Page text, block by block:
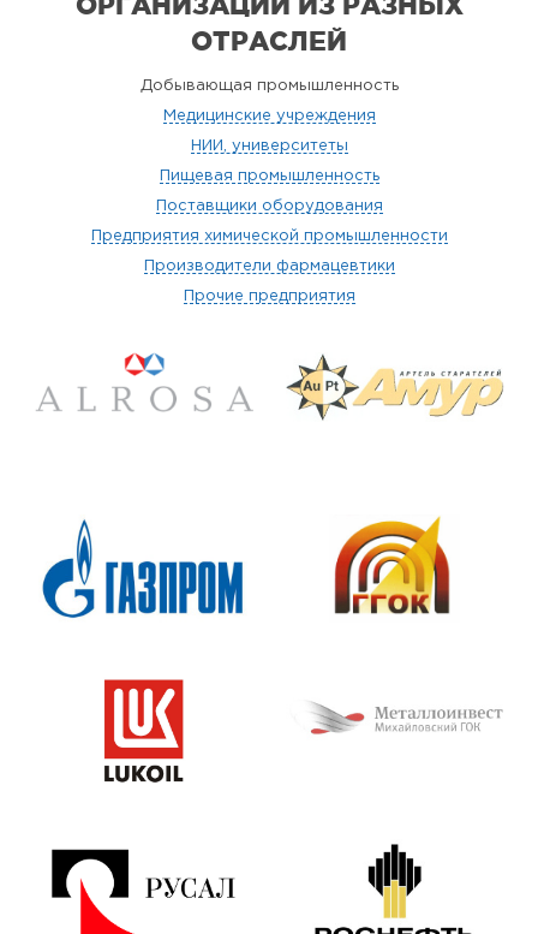
ОТРАСЛЕЙ
Добывающая промышленность
Медицинские учреждения
НИИ, университеты
Пищевая промышленность
Поставщики оборудования
Предприятия химической промышленности
Производители фармацевтики
Прочие предприятия